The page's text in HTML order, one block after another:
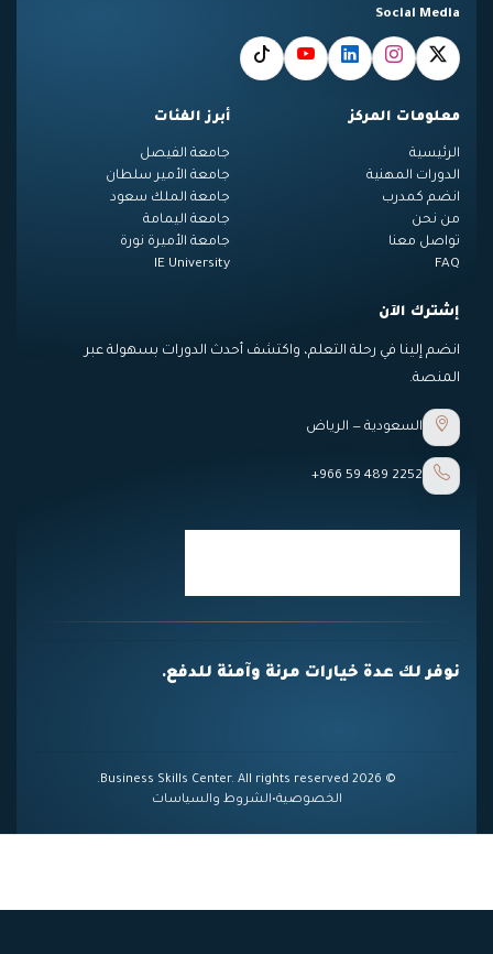
Social Media
معلومات المركز
الرئيسية
الدورات المهنية
انضم كمدرب
من نحن
تواصل معنا
FAQ
أبرز الفئات
جامعة الفيصل
جامعة الأمير سلطان
جامعة الملك سعود
جامعة اليمامة
جامعة الأميرة نورة
IE University
إشترك الآن
انضم إلينا في رحلة التعلم، واكتشف أحدث الدورات بسهولة عبر
المنصة.
السعودية — الرياض
+966 59 489 2252
نوفر لك عدة خيارات مرنة وآمنة للدفع.
© 2026 Business Skills Center. All rights reserved.
الخصوصية•الشروط والسياسات